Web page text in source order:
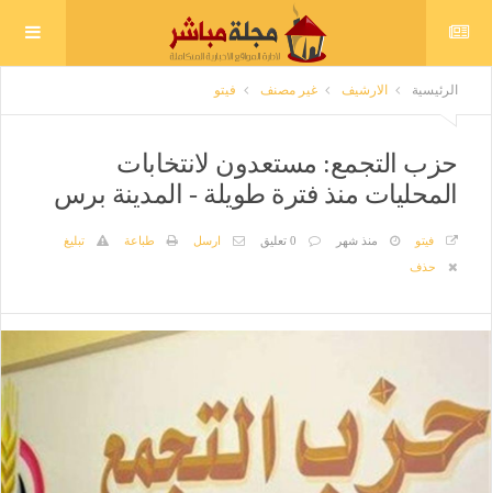
الرئيسية الارشيف غير مصنف فيتو
حزب التجمع: مستعدون لانتخابات
المحليات منذ فترة طويلة - المدينة برس
فيتو منذ شهر 0 تعليق ارسل طباعة
تبليغ
حذف